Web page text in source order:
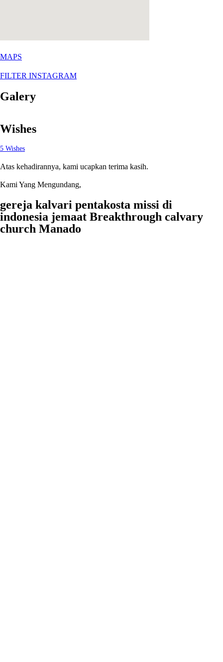
MAPS
FILTER INSTAGRAM
Galery
Wishes
5 Wishes
Atas kehadirannya, kami ucapkan terima kasih.
Kami Yang Mengundang,
gereja kalvari pentakosta missi di
indonesia jemaat Breakthrough calvary
church Manado